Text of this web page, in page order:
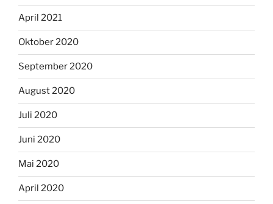
April 2021
Oktober 2020
September 2020
August 2020
Juli 2020
Juni 2020
Mai 2020
April 2020